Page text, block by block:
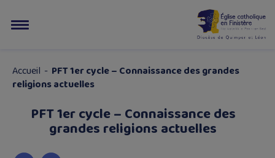
Accueil - PFT 1er cycle – Connaissance des grandes
religions actuelles
PFT 1er cycle – Connaissance des
grandes religions actuelles